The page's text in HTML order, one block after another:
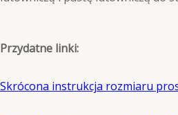
Przydatne linki:
Skrócona instrukcja rozmiaru